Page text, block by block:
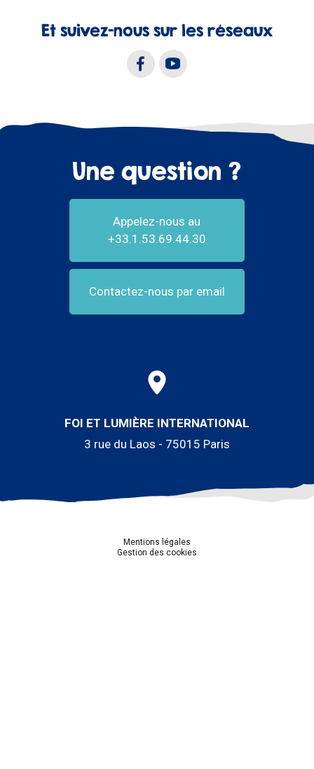
Et suivez-nous sur les réseaux
Une question ?
Appelez-nous au
+33.1.53.69.44.30
Contactez-nous par email
FOI ET LUMIÈRE INTERNATIONAL
3 rue du Laos - 75015 Paris
Mentions légales
Gestion des cookies